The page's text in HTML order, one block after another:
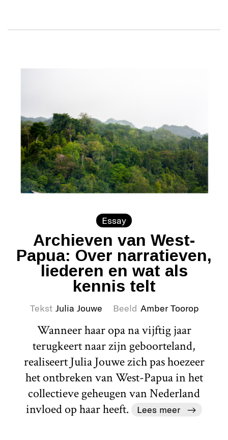
Essay
Archieven van West-
Papua: Over narratieven,
liederen en wat als
kennis telt
Tekst Julia Jouwe Beeld Amber Toorop
Wanneer haar opa na vijftig jaar
terugkeert naar zijn geboorteland,
realiseert Julia Jouwe zich pas hoezeer
het ontbreken van West-Papua in het
collectieve geheugen van Nederland
invloed op haar heeft.
Lees meer